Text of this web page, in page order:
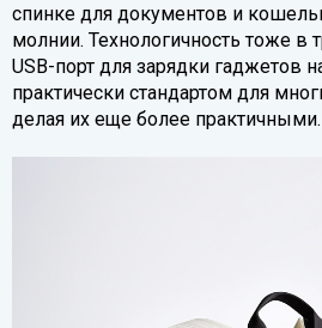
спинке для документов и
молнии. Технологичность тоже в
USB-порт для зарядки гаджетов
практически стандартом для
делая их еще более практичными.